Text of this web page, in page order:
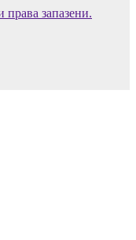
запазени.